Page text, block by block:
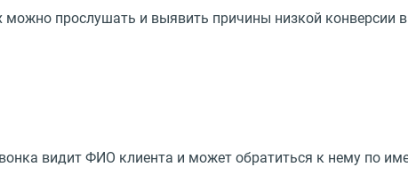
прослушать и выявить причины низкой конверсии
видит ФИО клиента и может обратиться к нему по